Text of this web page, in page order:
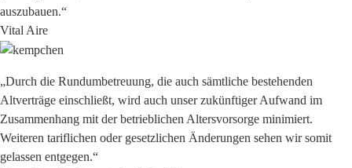
auszubauen.“
Vital Aire
„Durch die Rundumbetreuung, die auch sämtliche bestehenden
Altverträge einschließt, wird auch unser zukünftiger Aufwand im
Zusammenhang mit der betrieblichen Altersvorsorge minimiert.
Weiteren tariflichen oder gesetzlichen Änderungen sehen wir somit
gelassen entgegen.“